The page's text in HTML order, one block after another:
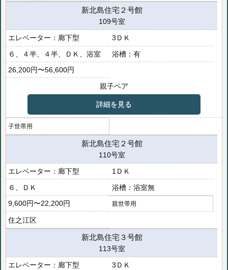
新北島住宅２号館
109号室
廊下型
3ＤＫ
６、４半、４半、ＤＫ、浴室
有
26,200円〜56,600円
親子ペア
詳細を見る
子世帯用
新北島住宅２号館
110号室
廊下型
1ＤＫ
６、ＤＫ
浴室無
9,600円〜22,200円
親世帯用
住之江区
新北島住宅３号館
113号室
廊下型
3ＤＫ